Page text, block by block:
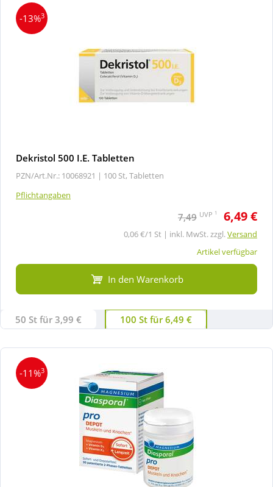
-13%3
Dekristol 500 I.E. Tabletten
PZN/Art.Nr.: 10068921 | 100 St, Tabletten
Pflichtangaben
7,49 UVP 1 6,49 €
0,06 €/1 St | inkl. MwSt. zzgl.Versand
Artikel verfügbar
In den Warenkorb
50 St für 3,99 € 100 St für 6,49 €
-11%3